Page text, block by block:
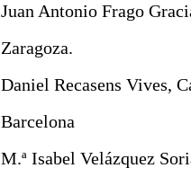
Juan Antonio Frago
Zaragoza.
Daniel Recasens Vives,
Barcelona
M.ª Isabel Velázquez